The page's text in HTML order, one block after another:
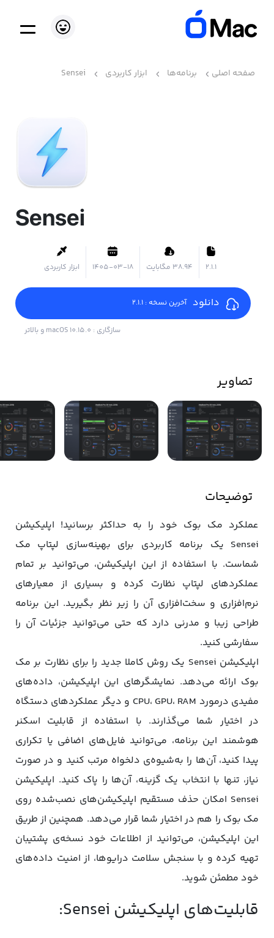
صفحه اصلی برنامه‌ها ابزار کاربردی Sensei
Sensei
2.1.1 ۳۸.۹۴ مگابایت 1405-03-18 ابزار کاربردی
دانلود آخرین نسخه : 2.1.1
سازگاری : macOS 10.15.0 و بالاتر
تصاویر
توضیحات
عملکرد مک بوک خود را به حداکثر برسانید! اپلیکیشن
Sensei یک برنامه کاربردی برای بهینه‌سازی لپتاپ مک
شماست. با استفاده از این اپلیکیشن، می‌توانید بر تمام
عملکردهای لپتاپ نظارت کرده و بسیاری از معیارهای
نرم‌افزاری و سخت‌افزاری آن را زیر نظر بگیرید. این برنامه
طراحی زیبا و مدرنی دارد که حتی می‌توانید جزئیات آن را
سفارشی کنید.
اپلیکیشن Sensei یک روش کاملا جدید را برای نظارت بر مک
بوک ارائه می‌دهد. نمایشگرهای این اپلیکیشن، داده‌های
مفیدی درمورد CPU، GPU، RAM و دیگر عملکردهای دستگاه
در اختیار شما می‌گذارند. با استفاده از قابلیت اسکنر
هوشمند این برنامه، می‌توانید فایل‌های اضافی یا تکراری
پیدا کنید، آن‌ها را به‌شیوه‌ی دلخواه مرتب کنید و در صورت
نیاز، تنها با انتخاب یک گزینه، آن‌ها را پاک کنید. اپلیکیشن
Sensei امکان حذف مستقیم اپلیکیشن‌های نصب‌شده روی
مک بوک را هم در اختیار شما قرار می‌دهد. همچنین از طریق
این اپلیکیشن، می‌توانید از اطلاعات خود نسخه‌ی پشتیبان
تهیه کرده و با سنجش سلامت درایوها، از امنیت داده‌های
خود مطمئن شوید.
قابلیت‌های اپلیکیشن Sensei: